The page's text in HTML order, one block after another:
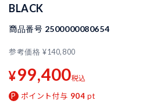
BLACK
商品番号 2500000080654
参考価格 ¥140,800
¥99,400税込
ポイント付与 904 pt